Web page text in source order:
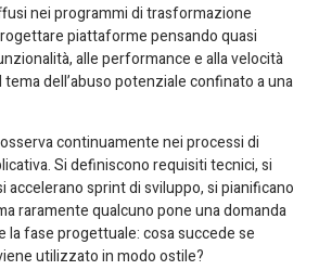
nei programmi di trasformazione
piattaforme pensando quasi
alle performance e alla velocità
dell’abuso potenziale confinato a una
continuamente nei processi di
Si definiscono requisiti tecnici, si
accelerano sprint di sviluppo, si pianificano
raramente qualcuno pone una domanda
fase progettuale: cosa succede se
utilizzato in modo ostile?